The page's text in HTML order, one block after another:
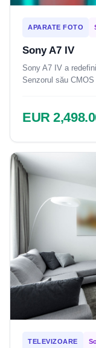
APARATE FOTO
Sony A7 IV
Sony A7 IV a
Senzorul său
EUR
TELEVIZOARE